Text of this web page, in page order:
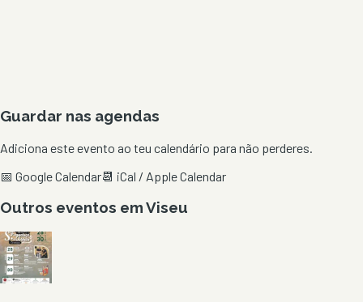
Guardar nas agendas
Adiciona este evento ao teu calendário para não perderes.
📅 Google Calendar📆 iCal / Apple Calendar
Outros eventos emViseu